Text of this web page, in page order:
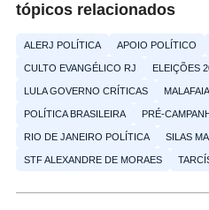
tópicos relacionados
ALERJ POLÍTICA APOIO POLÍTICO
CULTO EVANGÉLICO RJ ELEIÇÕES
LULA GOVERNO CRÍTICAS
POLÍTICA BRASILEIRA PRÉ-
RIO DE JANEIRO POLÍTICA SILAS
STF ALEXANDRE DE MORAES